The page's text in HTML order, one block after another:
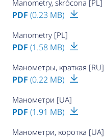
Manometry, skrócona [PL]
PDF (0.23 MB)
Manometry [PL]
PDF (1.58 MB)
Манометры, краткая [RU]
PDF (0.22 MB)
Манометри [UA]
PDF (1.91 MB)
Манометри, коротка [UA]